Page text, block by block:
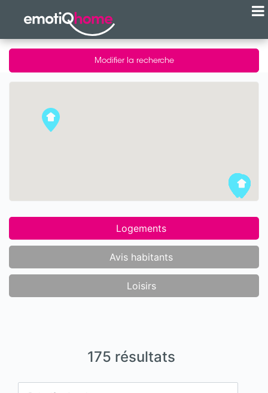
Modifier la recherche
175 résultats
Logements
Avis habitants
Loisirs